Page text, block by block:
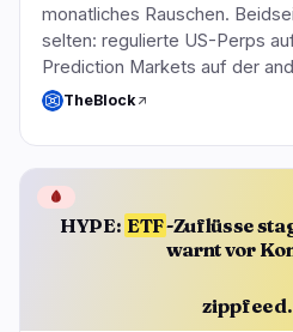
monatliches Rauschen.
selten: regulierte US-Perps
Prediction Markets auf der
TheBlock
HYPE: ETF-Zuflüsse
warnt vor
🩸